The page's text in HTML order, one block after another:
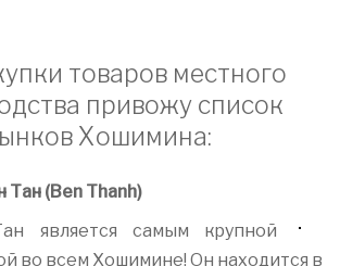
товаров местного
привожу список
Хошимина:
Тан (Ben Thanh)
является самым крупной
во всем Хошимине! Он находится в